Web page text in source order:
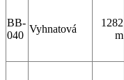
BB-
040
Vyhnatová
1282
m